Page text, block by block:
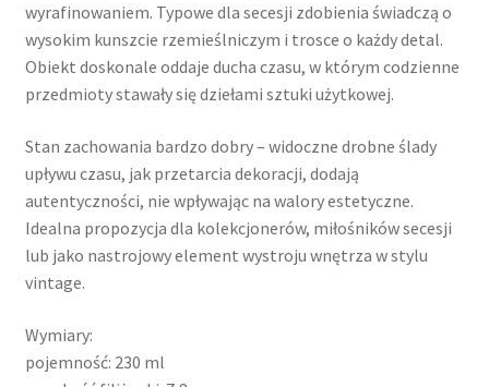
wyrafinowaniem. Typowe dla secesji zdobienia świadczą o
wysokim kunszcie rzemieślniczym i trosce o każdy detal.
Obiekt doskonale oddaje ducha czasu, w którym codzienne
przedmioty stawały się dziełami sztuki użytkowej.
Stan zachowania bardzo dobry – widoczne drobne ślady
upływu czasu, jak przetarcia dekoracji, dodają
autentyczności, nie wpływając na walory estetyczne.
Idealna propozycja dla kolekcjonerów, miłośników secesji
lub jako nastrojowy element wystroju wnętrza w stylu
vintage.
Wymiary:
pojemność: 230 ml